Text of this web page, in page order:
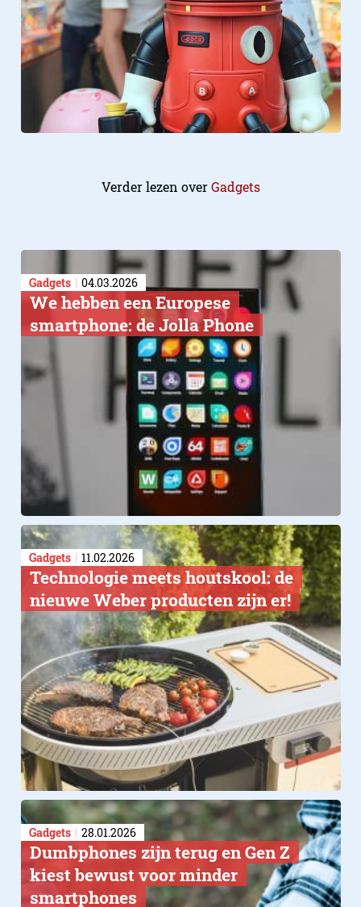
Verder lezen overGadgets
Gadgets 04.03.2026
We hebben een Europese
smartphone: de Jolla Phone
Gadgets 11.02.2026
Technologie meets houtskool: de
nieuwe Weber producten zijn er!
Gadgets 28.01.2026
Dumbphones zijn terug en Gen Z
kiest bewust voor minder
smartphones